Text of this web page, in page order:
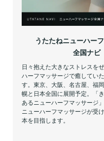
うたたねニューハー
全国ナビ
日々抱えた大きなストレスを
ハーフマッサージで癒してい
す。東京、大阪、名古屋、福
幌と日本全国に展開予定。「
あるニューハーフマッサージ
ニューハーフマッサージが受
本を目指します。